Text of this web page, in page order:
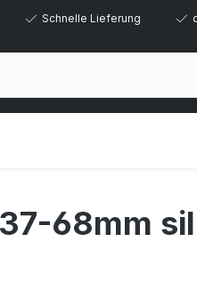
Schnelle Lieferung
68mm